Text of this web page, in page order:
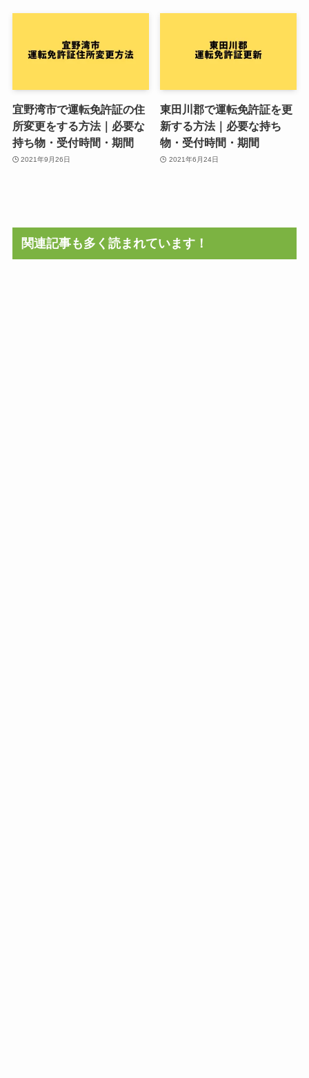
宜野湾市で運転免許証の住
所変更をする方法｜必要な
持ち物・受付時間・期間
2021年9月26日
東田川郡で運転免許証を更
新する方法｜必要な持ち
物・受付時間・期間
2021年6月24日
関連記事も多く読まれています！